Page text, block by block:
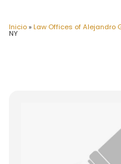
Inicio»Law Offices of Alejandro
NY